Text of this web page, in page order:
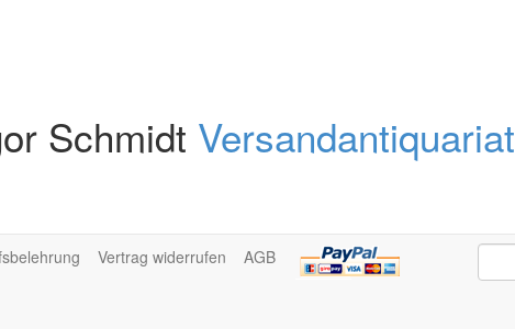
Schmidt Versandantiquariat
Vertrag widerrufen AGB